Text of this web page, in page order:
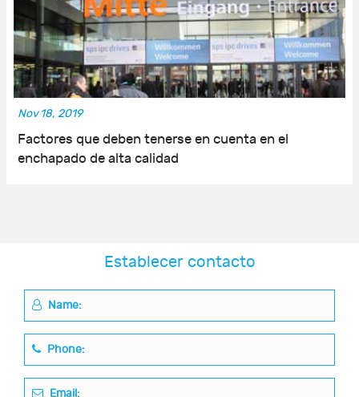
Nov 18, 2019
Factores que deben tenerse en cuenta en el
enchapado de alta calidad
Establecer contacto
Name:
Phone:
Email: